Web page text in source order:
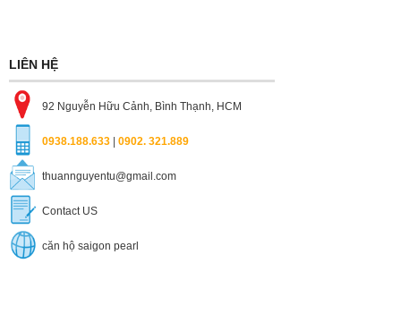
LIÊN HỆ
92 Nguyễn Hữu Cảnh, Bình Thạnh, HCM
0938.188.633 | 0902. 321.889
thuannguyentu@gmail.com
Contact US
căn hộ saigon pearl